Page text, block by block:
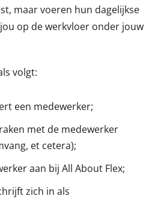
maar voeren hun dagelijkse
op de werkvloer onder jouw
volgt:
een medewerker;
met de medewerker
et cetera);
aan bij All About Flex;
zich in als